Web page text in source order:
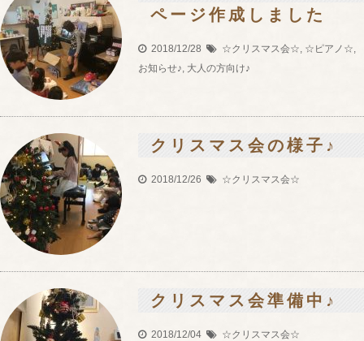
ページ作成しました
2018/12/28 ☆クリスマス会☆ ☆ピアノ☆
お知らせ♪ 大人の方向け♪
クリスマス会の様子♪
2018/12/26 ☆クリスマス会☆
クリスマス会準備中♪
2018/12/04 ☆クリスマス会☆